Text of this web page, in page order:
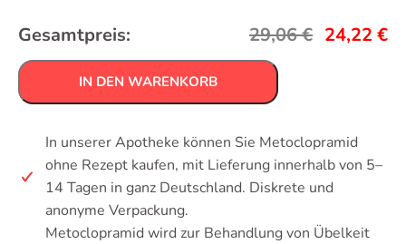
Gesamtpreis: 29,06€ 24,22 €
IN DEN WARENKORB
In unserer Apotheke können Sie Metoclopramid
ohne Rezept kaufen, mit Lieferung innerhalb von 5–
14 Tagen in ganz Deutschland. Diskrete und
anonyme Verpackung.
Metoclopramid wird zur Behandlung von Übelkeit